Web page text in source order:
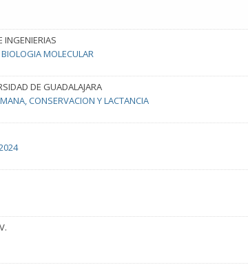
INGENIERIAS
MOLECULAR
DE GUADALAJARA
CONSERVACION Y LACTANCIA